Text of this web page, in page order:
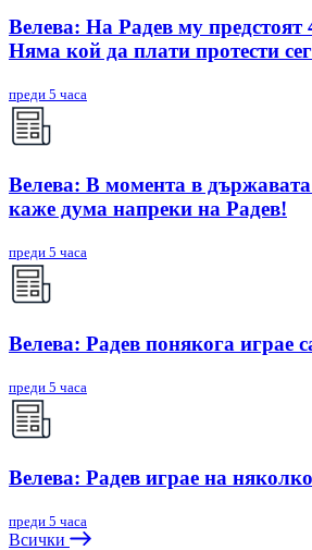
Велева: На Радев му предстоят
Няма кой да плати протести
преди 5 часа
Велева: В момента в
каже дума напреки на Радев!
преди 5 часа
Велева: Радев понякога играе
преди 5 часа
Велева: Радев играе на
преди 5 часа
Всички